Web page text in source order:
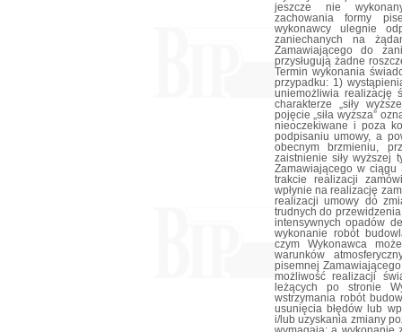
jeszcze nie
zachowania formy
wykonawcy ulegnie
zaniechanych na
Zamawiającego do
przysługują żadne
Termin wykonania
przypadku: 1)
uniemożliwia realizację
charakterze „siły
pojęcie „siła wyższa”
nieoczekiwane i poza
podpisaniu umowy, a
obecnym brzmieniu,
zaistnienie siły wyższej
Zamawiającego w
trakcie realizacji
wpłynie na realizację
realizacji umowy do
trudnych do
intensywnych opadów
wykonanie robót
czym Wykonawca
warunków
pisemnej
możliwość realizacji
leżących po stronie
wstrzymania robót
usunięcia błędów lub
i/lub uzyskania zmiany